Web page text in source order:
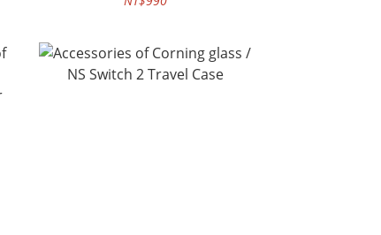
iPhone 17